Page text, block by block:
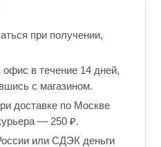
при получении,
в течение 14 дней,
с магазином.
доставке по Москве
— 250 ₽.
или СДЭК деньги